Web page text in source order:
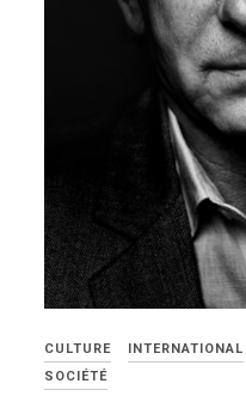
CULTURE INTERNATIONAL
SOCIÉTÉ